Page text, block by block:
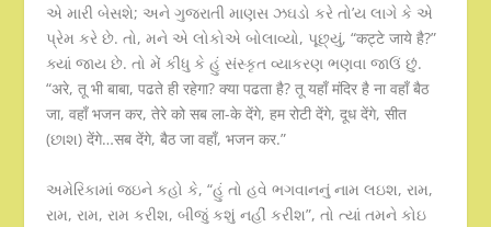
એ મારી બેસશે; અને ગુજરાતી માણસ ઝઘડો કરે તો’ય લાગે કે એ
પ્રેમ કરે છે. તો, મને એ લોકોએ બોલાવ્યો, પૂછ્યું, “कट्टे जाये है?”
ક્યાં જાય છે. તો મેં કીધુ કે હું સંસ્કૃત વ્યાકરણ ભણવા જાઉં છું.
“अरे, तू भी बाबा, पढते ही रहेगा? क्या पढता है? तू यहाँ मंदिर है ना वहाँ बैठ
जा, वहाँ भजन कर, तेरे को सब ला-के देंगे, हम रोटी देंगे, दूध देंगे, सीत
(છાશ) देंगे…सब देंगे, बैठ जा वहाँ, भजन कर.”
અમેરિકામાં જઇને કહો કે, “હું તો હવે ભગવાનનું નામ લઇશ, રામ,
રામ, રામ, રામ કરીશ, બીજું કશું નહીં કરીશ”, તો ત્યાં તમને કોઇ